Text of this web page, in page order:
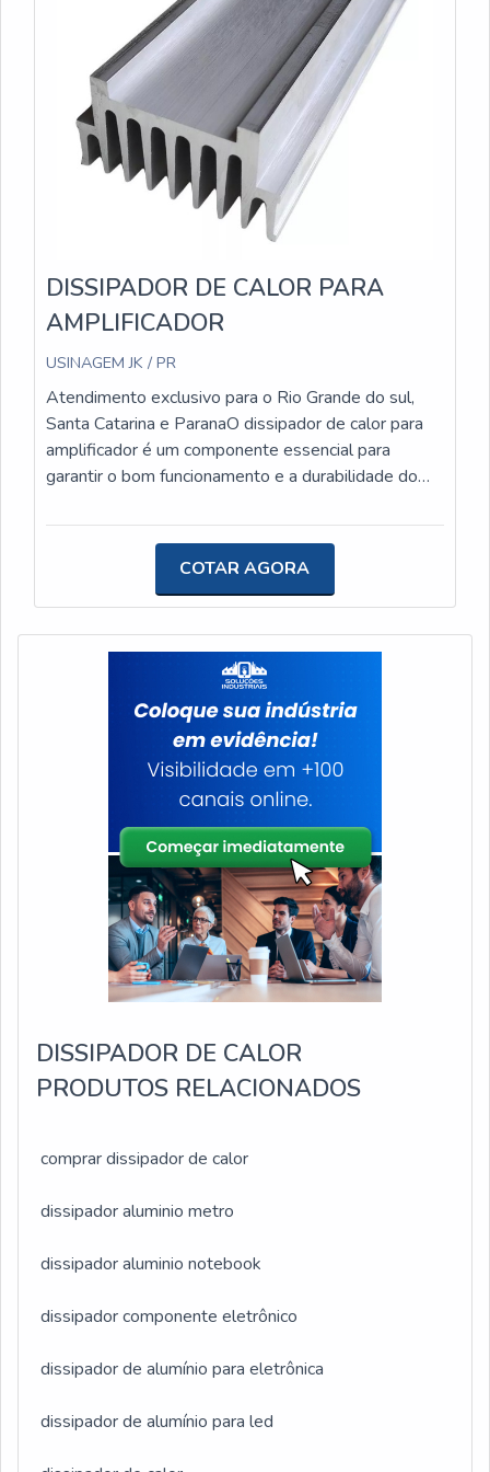
contam com um design eficiente, que permite uma
dissipação de calor eficaz. Além disso, a empresa
oferece uma ampla variedade de modelos e
tamanhos de dissipadores, para atender às
necessidades específicas de cada projeto.Com a
expertise da USINAGEM JK em usinagem leve e
sua dedicação em fornecer soluções de qualidade,
os dissipadores para luminária led da empresa são
uma escolha confiável e eficiente para garantir o
DISSIPADOR DE CALOR PARA
AMPLIFICADOR
USINAGEM JK / PR
Atendimento exclusivo para o Rio Grande do sul,
Santa Catarina e ParanaO dissipador de calor para
amplificador é um componente essencial para
garantir o bom funcionamento e a durabilidade do
gerado pelo amplificador, evitando o
componentes internos.A USINAGEM JK é uma
empresa especializada em dissipadores e usinagem
leve, que oferece soluções personalizadas para os
projetos e produtos de seus clientes. Com foco na
inovação e na qualidade, a empresa utiliza materiais
como ferrosos, não ferrosos, poliacetal, latão, cobre
e alumínio na fabricação dos dissipadores.Os
dissipadores de calor da USINAGEM JK são
projetados de forma a maximizar a área de contato
eficiente do calor. Além disso, eles são fabricados
com materiais de alta condutividade térmica,
garantindo uma transferência rápida e eficaz do
calor.A empresa também oferece opções de
dissipadores com diferentes tamanhos e formatos,
de acordo com as necessidades específicas de cada
amplificador. Além disso, a USINAGEM JK realiza
garantindo a sua eficiência e durabilidade.Com a
USINAGEM JK, os clientes podem contar com
seus amplificadores. A empresa se destaca no
pela busca constante por soluções inovadoras.
COTAR AGORA
DISSIPADOR DE CALOR
PRODUTOS RELACIONADOS
comprar dissipador de calor
dissipador aluminio metro
dissipador aluminio notebook
dissipador componente eletrônico
dissipador de alumínio para eletrônica
dissipador de alumínio para led